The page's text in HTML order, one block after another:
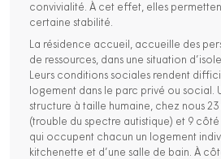
convivialité. À cet effet, elles
certaine stabilité.
La résidence accueil, accueille des
de ressources, dans une situation
Leurs conditions sociales rendent
logement dans le parc privé ou social.
structure à taille humaine, chez nous 23
(trouble du spectre autistique) et 9
qui occupent chacun un logement
kitchenette et d’une salle de bain. À